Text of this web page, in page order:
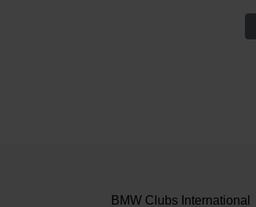
BMW Clubs International